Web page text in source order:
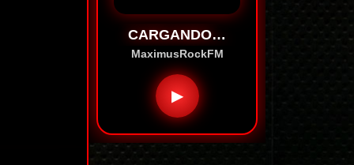
CARGANDO…
MaximusRockFM
▶